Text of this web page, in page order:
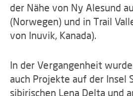
der Nähe von Ny Alesund
(Norwegen) und in Trail
von Inuvik, Kanada).
In der Vergangenheit
auch Projekte auf der Insel
sibirischen Lena Delta und